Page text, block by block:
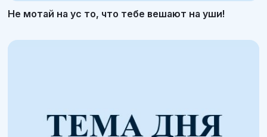
Не мотай на ус то, что тебе вешают на уши!